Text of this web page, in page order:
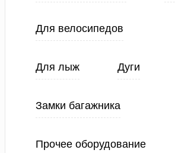
Для велосипедов
Для лыж Дуги
Замки багажника
Прочее оборудование